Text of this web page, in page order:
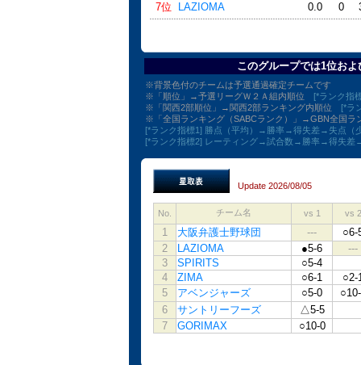
7位
LAZIOMA 0.0 0
このグループでは1位お
※背景色付のチームは予選通過確定チームです
※「順位」→予選リーグＷ２Ａ組内順位 [*ランク指
※「関西2部順位」→関西2部ランキング内順位 [*ラ
※「全国ランキング（SABCランク）」→GBN全国
[*ランク指標1] 勝点（平均）→勝率→得失差→失点（
[*ランク指標2] レーティング→試合数→勝率→得失
Update 2026/08/05
No. チーム名 vs 1 vs 2
1 大阪弁護士野球団 ---
○6-
2
LAZIOMA ●5-6
---
3
SPIRITS
○5-4
4
ZIMA ○6-1
○2-
5
アベンジャーズ ○5-0
6
サントリーフーズ
△5-5
7
GORIMAX ○10-0